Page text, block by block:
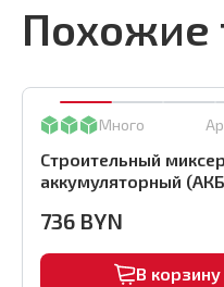
Похожие
Много
Строительный
аккумуляторный
736 BYN
В корзину